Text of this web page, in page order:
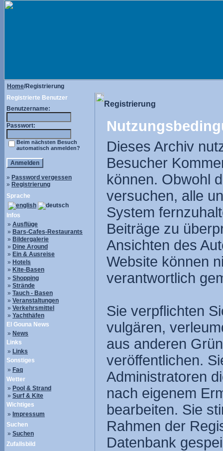
Home/Registrierung
Registrierte Benutzer
Benutzername:
Passwort:
Beim nächsten Besuch
automatisch anmelden?
» Password vergessen
» Registrierung
Sprache
Infos
» Ausflüge
» Bars-Cafes-Restaurants
» Bildergalerie
» Dine Around
» Ein & Ausreise
» Hotels
» Kite-Basen
» Shopping
» Strände
» Tauch - Basen
» Veranstaltungen
» Verkehrsmittel
» Yachthäfen
El Gouna News
» News
Links
» Links
Sonstiges
» Faq
Wetter
» Pool & Strand
» Surf & Kite
Wichtiges
» Impressum
Suchen
» Suchen
Zufallsbild
Registrierung
Dieses Archiv
Besucher
können. Obwohl
versuchen, alle
System
Beiträge zu
Ansichten des
Website können
verantwortlich
Sie verpflichten
vulgären,
aus anderen
veröffentlichen.
Administratoren
nach eigenem
bearbeiten. Sie
Rahmen der
Datenbank